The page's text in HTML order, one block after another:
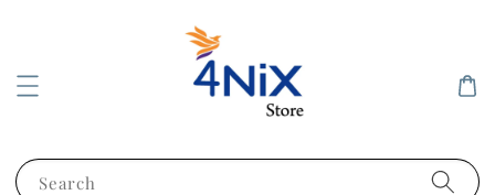
Search